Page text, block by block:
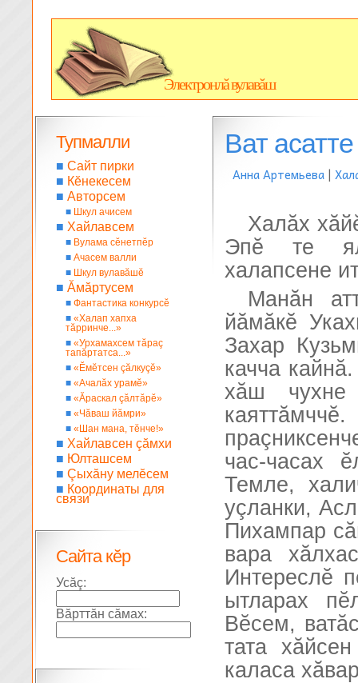
Электронлă вулавăш
Ват
Анна Артемьева |
Халăх
Эпĕ те
халапсене
Манăн
йăмăкĕ
Захар
качча
хăш
час-часах
Темле,
уçланки,
Пихампар
вара
Интереслĕ
ытларах
Вĕсем,
тата
каласа
Тупмалли
■ Сайт пирки
■ Кĕнекесем
■ Авторсем
■ Шкул ачисем
■ Хайлавсем
■ Вулама сĕнетпĕр
■ Ачасем валли
■ Шкул вулавăшĕ
■ Ăмăртусем
■ Фантастика конкурсĕ
■ «Халап хапха
тăрринче...»
■ «Урхамахсем тăраç
тапăртатса...»
■ «Ĕмĕтсен çăлкуçĕ»
■ «Ачалăх урамĕ»
■ «Ăраскал çăлтăрĕ»
■ «Чăваш йăмри»
■ «Шан мана, тĕнче!»
■ Хайлавсен çăмхи
■ Юлташсем
■ Çыхăну мелĕсем
■ Координаты для
связи
Сайта кĕр
Усăç:
Вăрттăн сăмах: